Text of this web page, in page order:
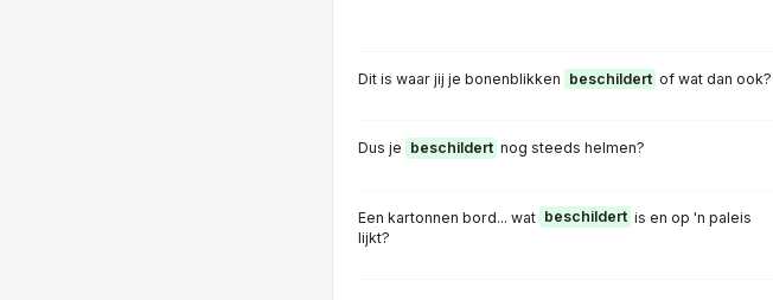
Dit is waar jij je bonenblikken beschildert of wat dan ook?
Dus je beschildert nog steeds helmen?
Een kartonnen bord... wat beschildert is en op 'n paleis
lijkt?